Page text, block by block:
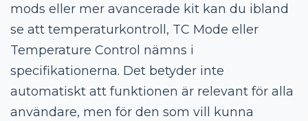
Vad ska man jämföra innan man köper en vape
med temperaturkontroll?
Vanliga misstag med temperaturkontroll
FAQ om temperaturkontroll (TC)
nikotinsalt?
mods eller mer avancerade kit kan du ibland
se att temperaturkontroll, TC Mode eller
Temperature Control nämns i
specifikationerna. Det betyder inte
automatiskt att funktionen är relevant för alla
användare, men för den som vill kunna